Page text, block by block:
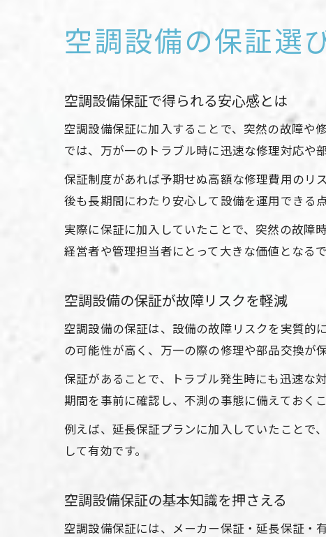
空調設備の保証選
空調設備保証で得られる安心感とは
空調設備保証に加入することで、突然の故障や
では、万が一のトラブル時に迅速な修理対応や
保証制度があれば予期せぬ高額な修理費用のリ
後も長期間にわたり安心して設備を運用できる
実際に保証に加入していたことで、突然の故障
経営者や管理担当者にとって大きな価値となるで
空調設備の保証が故障リスクを軽減
空調設備の保証は、設備の故障リスクを実質的
の可能性が高く、万一の際の修理や部品交換が
保証があることで、トラブル発生時にも迅速な
期間を事前に確認し、不測の事態に備えておくこ
例えば、延長保証プランに加入していたことで
して有効です。
空調設備保証の基本知識を押さえる
空調設備保証には、メーカー保証・延長保証・